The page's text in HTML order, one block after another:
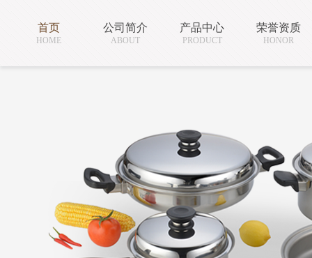
首页
HOME
公司简介
ABOUT
产品中心
PRODUCT
荣誉资质
HONOR